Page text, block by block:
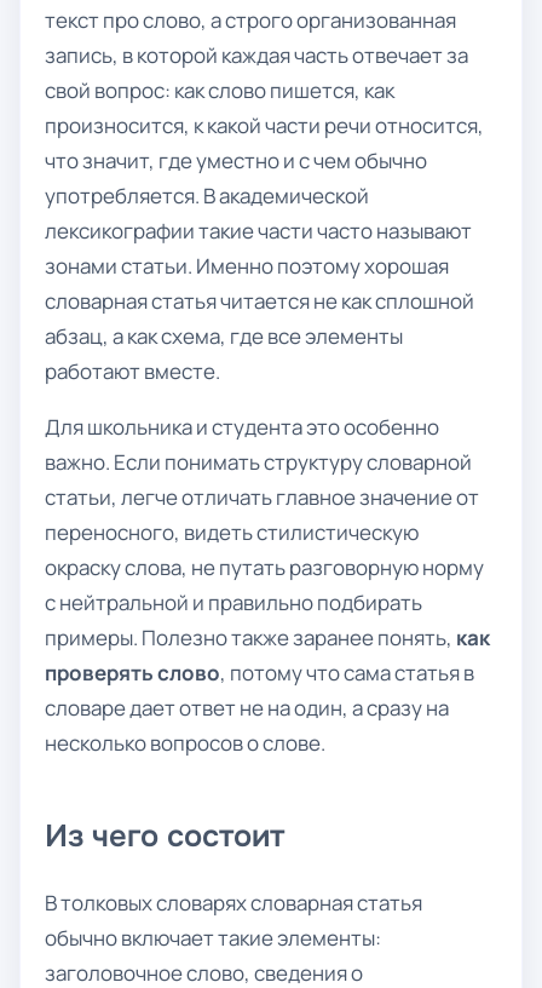
текст про слово, а строго организованная
запись, в которой каждая часть отвечает за
свой вопрос: как слово пишется, как
произносится, к какой части речи относится,
что значит, где уместно и с чем обычно
употребляется. В академической
лексикографии такие части часто называют
зонами статьи. Именно поэтому хорошая
словарная статья читается не как сплошной
абзац, а как схема, где все элементы
работают вместе.
Для школьника и студента это особенно
важно. Если понимать структуру словарной
статьи, легче отличать главное значение от
переносного, видеть стилистическую
окраску слова, не путать разговорную норму
с нейтральной и правильно подбирать
примеры. Полезно также заранее понять, как
проверять слово, потому что сама статья в
словаре дает ответ не на один, а сразу на
несколько вопросов о слове.
Из чего состоит
В толковых словарях словарная статья
обычно включает такие элементы:
заголовочное слово, сведения о